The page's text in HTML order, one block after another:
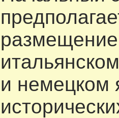
и немецком